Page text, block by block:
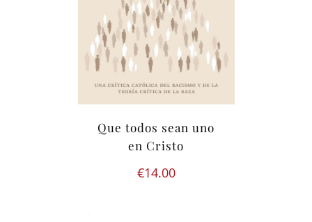
Que todos sean uno
en Cristo
€14.00